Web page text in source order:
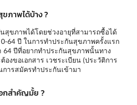
ขภาพได้บ้าง ?
สุขภาพได้โดยช่วงอายุที่สามารถซื้อได้
64 ปี ในการทำประกันสุขภาพครั้งแรก
64 ปีที่อยากทำประกันสุขภาพนั้นทาง
งขอเอกสาร เวชระเบียน (ประวัติการ
การสมัครทำประกันเข้ามา
กสำคัญมั้ย ?